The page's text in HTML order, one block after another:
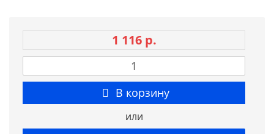
1 116 р.
В корзину
или